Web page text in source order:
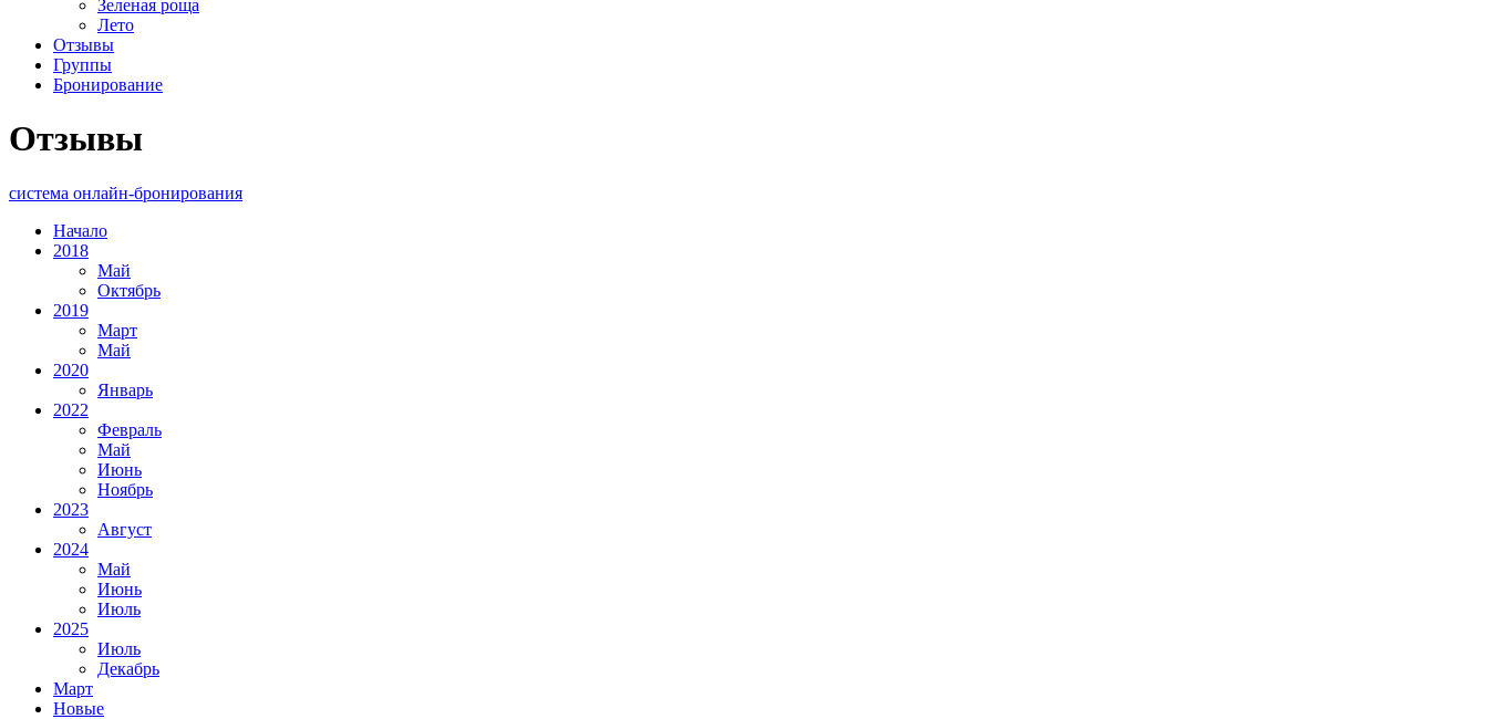
Зеленая роща
Лето
Отзывы
Группы
Бронирование
Отзывы
система онлайн-бронирования
Начало
2018
Май
Октябрь
2019
Март
Май
2020
Январь
2022
Февраль
Май
Июнь
Ноябрь
2023
Август
2024
Май
Июнь
Июль
2025
Июль
Декабрь
Март
Новые